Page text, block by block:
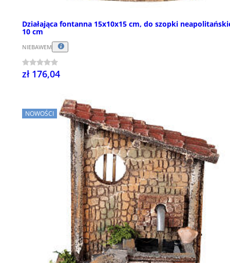
Działająca fontanna 15x10x15 cm, do szopki
10 cm
NIEBAWEM
zł 176,04
NOWOŚCI